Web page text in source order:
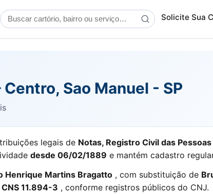
Buscar cartório Solicite Sua
Sao Manuel - SP
legais de Notas, Registro Civil das
desde 06/02/1889 e mantém cadastro
Henrique Martins Bragatto , com substituição de
CNS 11.894-3 , conforme registros públicos do CNJ.